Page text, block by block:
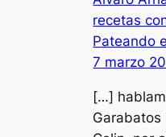
recetas
Pateando
7 marzo
[…]
Garabatos